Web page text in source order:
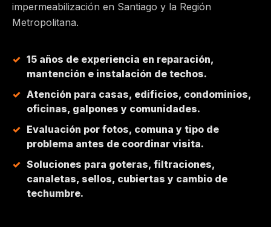
COLINA
CHICUREO
impermeabilización en Santiago y la Región
Metropolitana.
15 años de experiencia en reparación,
mantención e instalación de techos.
Atención para casas, edificios, condominios,
oficinas, galpones y comunidades.
Evaluación por fotos, comuna y tipo de
problema antes de coordinar visita.
Soluciones para goteras, filtraciones,
canaletas, sellos, cubiertas y cambio de
techumbre.